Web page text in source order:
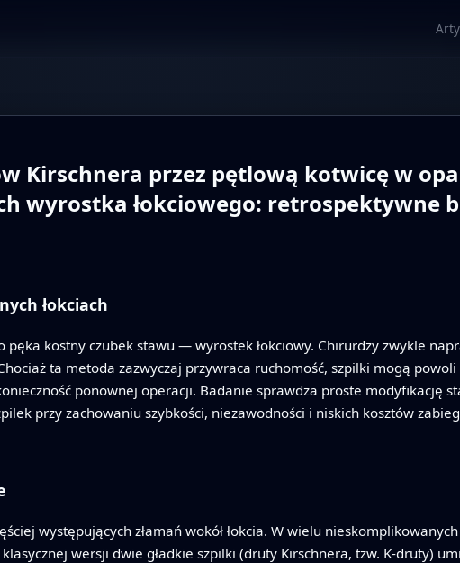
Kirschnera przez pętlową kotwicę w
wyrostka łokciowego: retrospektywne
łokciach
pęka kostny czubek stawu — wyrostek łokciowy. Chirurdzy zwykle
ta metoda zazwyczaj przywraca ruchomość, szpilki mogą
ponownej operacji. Badanie sprawdza proste modyfikację
przy zachowaniu szybkości, niezawodności i niskich kosztów
występujących złamań wokół łokcia. W wielu
wersji dwie gładkie szpilki (druty Kirschnera, tzw. K-druty)